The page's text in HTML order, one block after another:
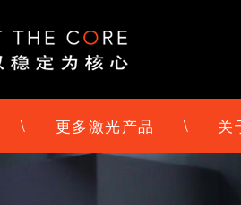
\ 更多激光产品 \ 关